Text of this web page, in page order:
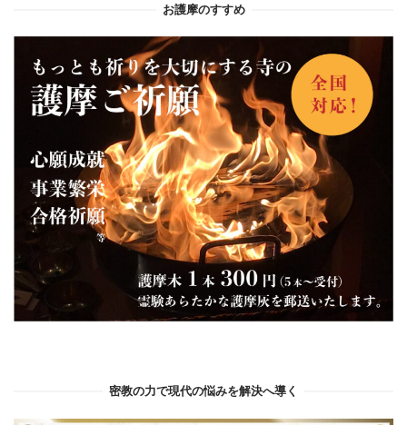
お護摩のすすめ
密教の力で現代の悩みを解決へ導く